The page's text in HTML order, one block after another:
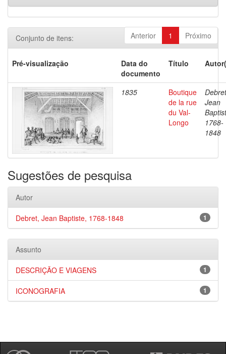
Anterior 1 Próximo
Conjunto de itens:
Pré-visualização
Data do
documento
Título
1835
Boutique
de la rue
du Val-
Longo
Jean
1768-
1848
Sugestões de pesquisa
Autor
1
Debret, Jean Baptiste, 1768-1848
Assunto
1
DESCRIÇÃO E VIAGENS
1
ICONOGRAFIA